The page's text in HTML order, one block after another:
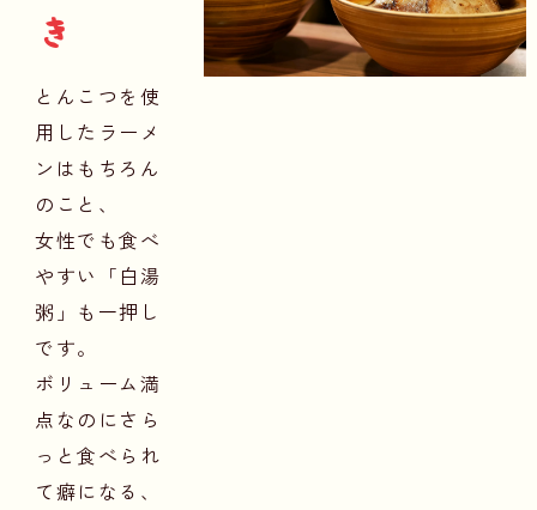
き
とんこつを使
用したラーメ
ンはもちろん
のこと、
女性でも食べ
やすい「白湯
粥」も一押し
です。
ボリューム満
点なのにさら
っと食べられ
て癖になる、